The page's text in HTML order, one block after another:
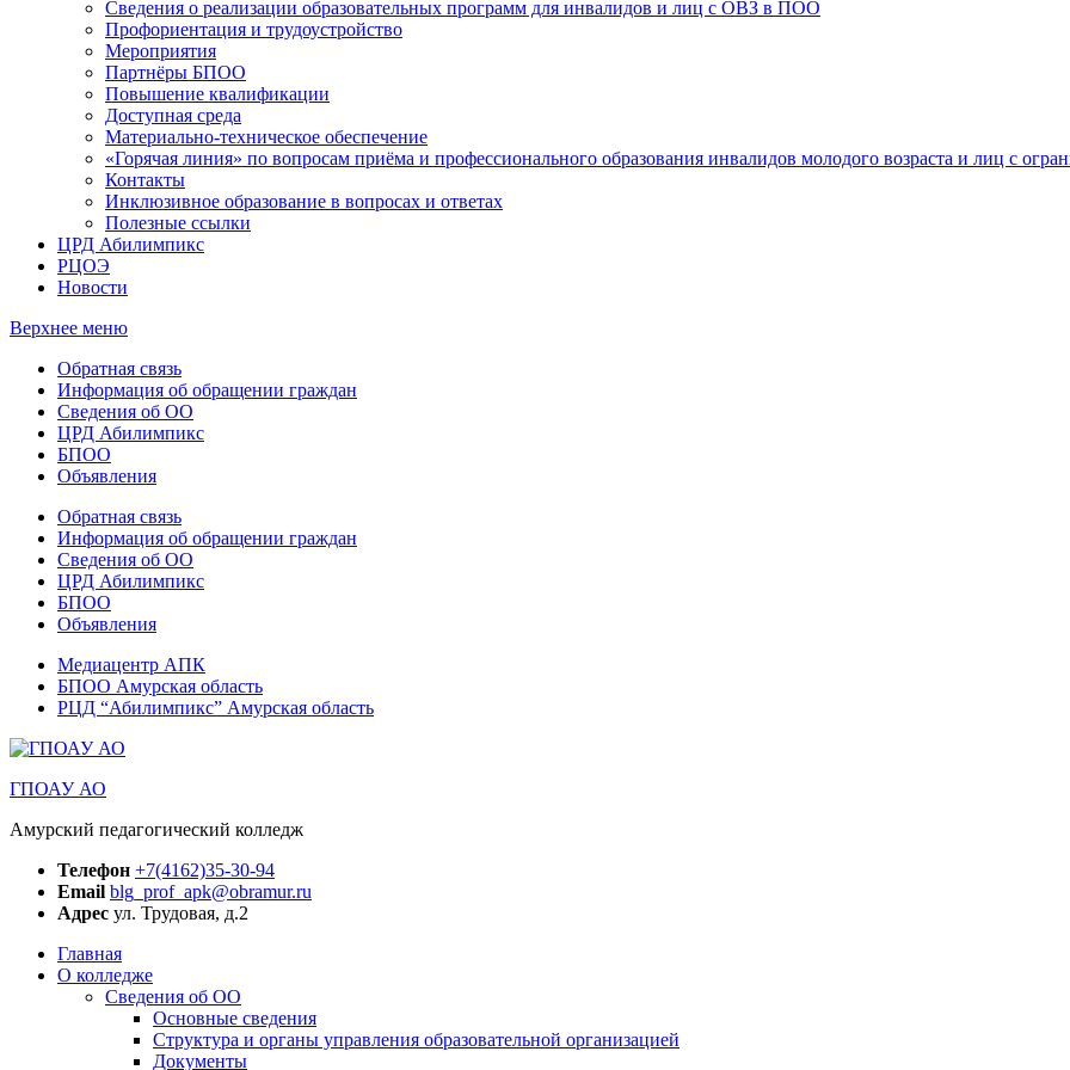
Сведения о реализации образовательных программ для инвалидов и лиц с ОВЗ в ПОО
Профориентация и трудоустройство
Мероприятия
Партнёры БПОО
Повышение квалификации
Доступная среда
Материально-техническое обеспечение
«Горячая линия» по вопросам приёма и профессионального образования инвалидов молодого возраста и лиц с
Контакты
Инклюзивное образование в вопросах и ответах
Полезные ссылки
ЦРД Абилимпикс
РЦОЭ
Новости
Верхнее меню
Обратная связь
Информация об обращении граждан
Сведения об ОО
ЦРД Абилимпикс
БПОО
Объявления
Обратная связь
Информация об обращении граждан
Сведения об ОО
ЦРД Абилимпикс
БПОО
Объявления
Медиацентр АПК
БПОО Амурская область
РЦД “Абилимпикс” Амурская область
ГПОАУ АО
Амурский педагогический колледж
Телефон +7(4162)35-30-94
Email blg_prof_apk@obramur.ru
Адрес ул. Трудовая, д.2
Главная
О колледже
Сведения об ОО
Основные сведения
Структура и органы управления образовательной организацией
Документы